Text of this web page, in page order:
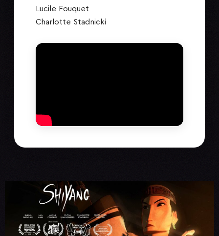
Lucile Fouquet
Charlotte Stadnicki